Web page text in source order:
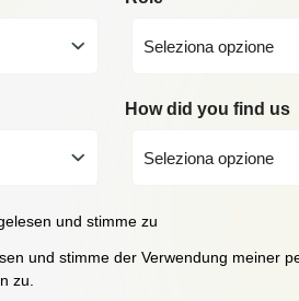
Seleziona opzione
How did you find us
Seleziona opzione
und stimme zu
und stimme der Verwendung meiner
zu.